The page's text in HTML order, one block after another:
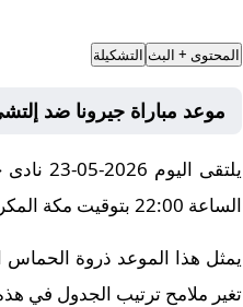
المحتوى + البث التشكيلة
موعد مباراة جيرونا ضد
يلتقى
الساعة 22:00 بتوقيت مكة المكرمة.
يمثل هذا الموعد ذروة الحماس
تغير ملامح ترتيب الجدول في